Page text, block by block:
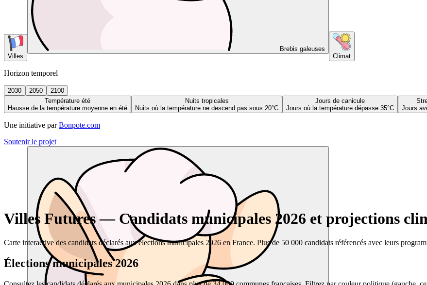
Villes
Brebis galeuses
Climat
Horizon temporel
2030 2050
2100
Température été
Hausse de la température moyenne en été
Nuits tropicales
Nuits où la température ne descend pas sous 20°C
Jours de canicule
Jours où la température dépasse 35°C
Jours
Une initiative par Bonpote.com
Soutenir le projet
Villes Futures — Candidats municipales 2026 et projections
Carte interactive des candidats déclarés aux élections municipales 2026 en France. Plus de 50 000 candidats référencés avec leurs
Élections municipales 2026